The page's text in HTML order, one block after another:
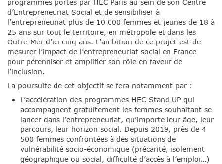
programmes portés par HEC Paris au sein de son Centre
d’Entrepreneuriat Social et de sensibiliser à
l’entrepreneuriat plus de 10 000 femmes et jeunes de 18 à
25 ans sur tout le territoire, en métropole et dans les
Outre-Mer d’ici cinq ans. L’ambition de ce projet est de
mesurer l’impact de l’entrepreneuriat social en France
pour pérenniser et amplifier son rôle en faveur de
l’inclusion.
La poursuite de cet objectif se fera notamment par :
L’accélération des programmes HEC Stand UP qui
accompagnent gratuitement les femmes souhaitant se
lancer dans l’entrepreneuriat, qu’importe leur âge, leur
parcours, leur horizon social. Depuis 2019, près de 4
500 femmes confrontées à des situations de
vulnérabilité socio-économique (précarité, isolement
géographique ou social, difficulté d’accès à l’emploi…)